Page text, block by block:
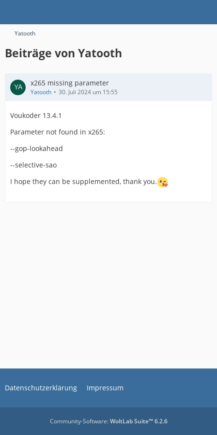
Yatooth
Beiträge von Yatooth
x265 missing parameter
Yatooth 30. Juli 2024 um 15:55
Voukoder 13.4.1
Parameter not found in x265:
--gop-lookahead
--selective-sao
I hope they can be supplemented, thank you.
Datenschutzerklärung Impressum
Community-Software:WoltLab Suite™ 6.2.6